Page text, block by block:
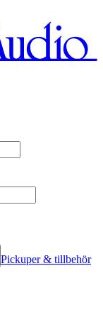
Pickuper & tillbehör